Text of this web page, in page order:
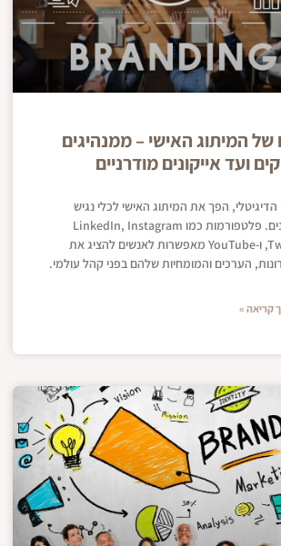
של המיתוג האישי – ממנהיגים
ועד אייקונים מודרניים
הדיגיטלי, הפך את המיתוג האישי לכלי נגיש
להמונים. פלטפורמות כמו LinkedIn, Instagram
,Twitter ו-YouTube מאפשרות לאנשים להציג את
הערכים והמומחיות שלהם בפני קהל עולמי.
קריאה »